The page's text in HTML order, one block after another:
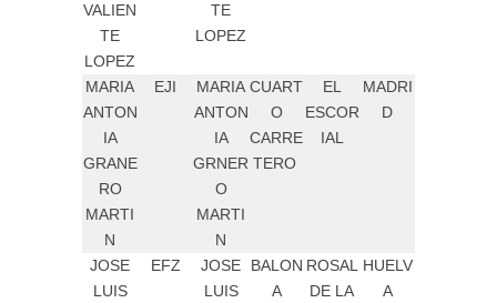
VALIEN
TE
LOPEZ
TE
LOPEZ
MARIA
ANTON
IA
GRANE
RO
MARTI
N
EJI
MARIA
ANTON
IA
GRNER
O
MARTI
N
CUART
O
CARRE
TERO
EL
ESCOR
IAL
MADRI
D
JOSE
LUIS
EFZ
JOSE
LUIS
BALON
A
ROSAL
DE LA
HUELV
A